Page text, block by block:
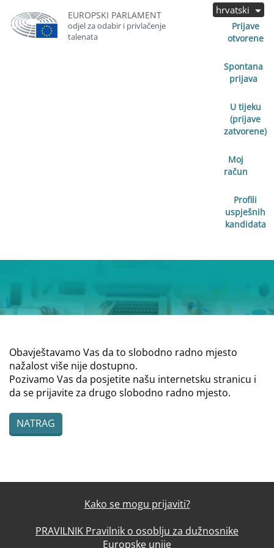
EUROPSKI PARLAMENT
odjel za odabir i privlačenje
talenata
Prijave
otvorene
Spontana
prijava
U tijeku
(prijave
zatvorene)
Moj
račun
Profili
uspješnih
kandidata
hrvatski
Obavještavamo Vas da to slobodno radno mjesto
nažalost više nije dostupno.
Pozivamo Vas da posjetite našu internetsku stranicu i
da se prijavite za drugo slobodno radno mjesto.
NATRAG
Kako se mogu prijaviti?
PRAVILNIK Pravilnik o osoblju za dužnosnike
Europske unije